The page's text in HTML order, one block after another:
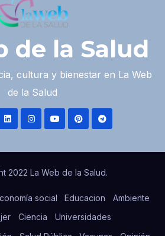
de la Salud
cultura y bienestar en La Web
de la Salud
2022 La Web de la Salud.
social Educacion
Ambiente
Ciencia
Universidades